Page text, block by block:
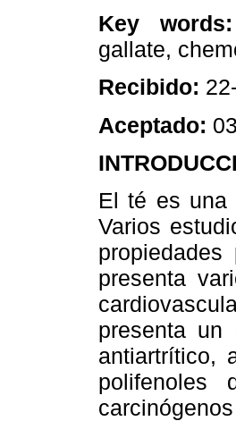
Key
gallate,
Recibido:
Aceptado:
El té es una
Varios
presenta
presenta
antiartrítico,
polifenoles